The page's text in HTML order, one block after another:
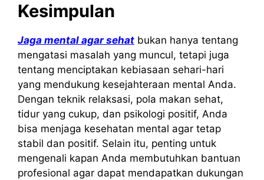
Kesimpulan
Jaga mental agar sehat bukan hanya tentang
mengatasi masalah yang muncul, tetapi juga
tentang menciptakan kebiasaan sehari-hari
yang mendukung kesejahteraan mental Anda.
Dengan teknik relaksasi, pola makan sehat,
tidur yang cukup, dan psikologi positif, Anda
bisa menjaga kesehatan mental agar tetap
stabil dan positif. Selain itu, penting untuk
mengenali kapan Anda membutuhkan bantuan
profesional agar dapat mendapatkan dukungan